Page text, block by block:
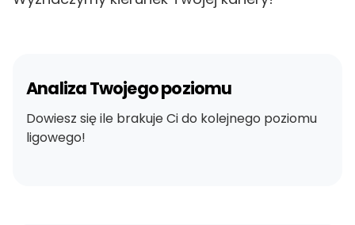
Analiza Twojego poziomu
Dowiesz się ile brakuje Ci do kolejnego poziomu
ligowego!